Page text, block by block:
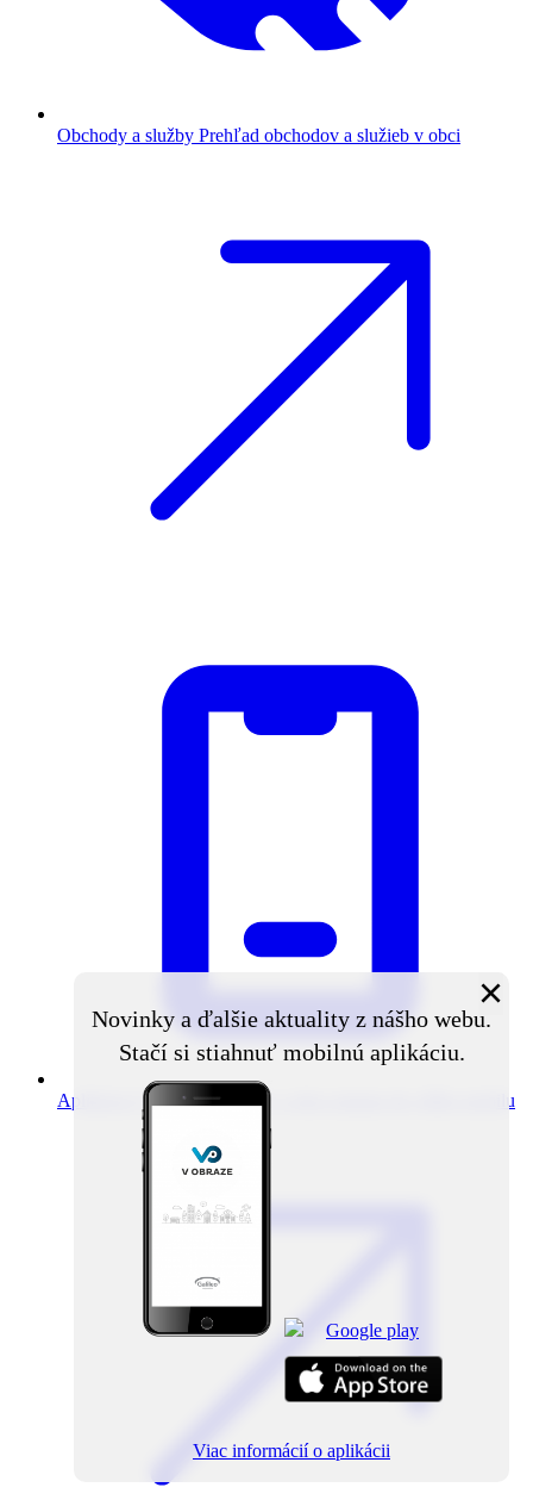
Obchody a služby Prehľad obchodov a služieb v obci
Aplikácia V obraze Novinky z obce priamo do vášho mobilu
Novinky a ďalšie aktuality z nášho webu.
Stačí si stiahnuť mobilnú aplikáciu.
×
Viac informácií o aplikácii